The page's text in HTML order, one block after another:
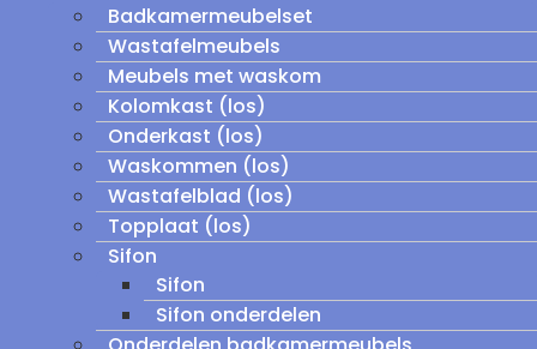
Badkamermeubelset
Wastafelmeubels
Meubels met waskom
Kolomkast (los)
Onderkast (los)
Waskommen (los)
Wastafelblad (los)
Topplaat (los)
Sifon
Sifon
Sifon onderdelen